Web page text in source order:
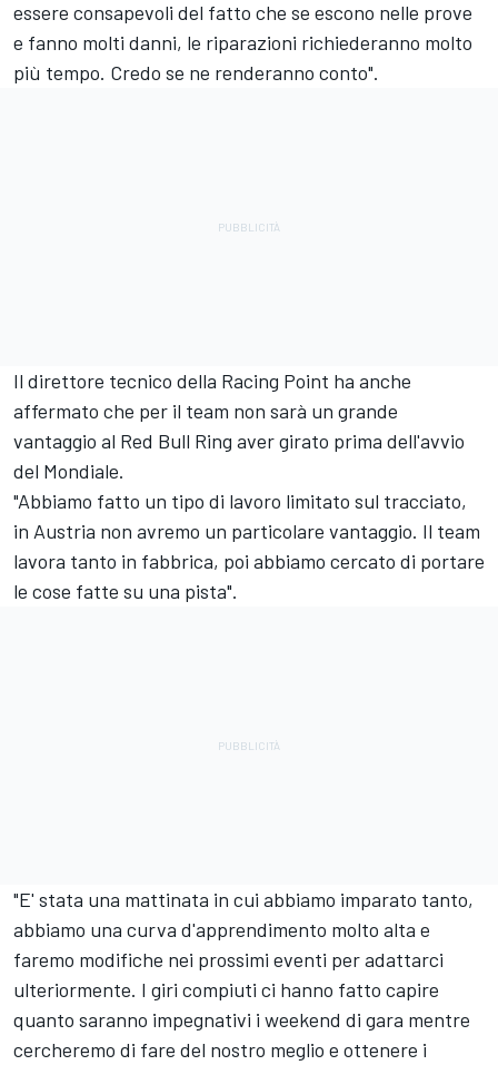
essere consapevoli del fatto che se escono nelle prove
e fanno molti danni, le riparazioni richiederanno molto
più tempo. Credo se ne renderanno conto".
Il direttore tecnico della Racing Point ha anche
affermato che per il team non sarà un grande
vantaggio al Red Bull Ring aver girato prima dell'avvio
del Mondiale.
"Abbiamo fatto un tipo di lavoro limitato sul tracciato,
in Austria non avremo un particolare vantaggio. Il team
lavora tanto in fabbrica, poi abbiamo cercato di portare
le cose fatte su una pista".
"E' stata una mattinata in cui abbiamo imparato tanto,
abbiamo una curva d'apprendimento molto alta e
faremo modifiche nei prossimi eventi per adattarci
ulteriormente. I giri compiuti ci hanno fatto capire
quanto saranno impegnativi i weekend di gara mentre
cercheremo di fare del nostro meglio e ottenere i